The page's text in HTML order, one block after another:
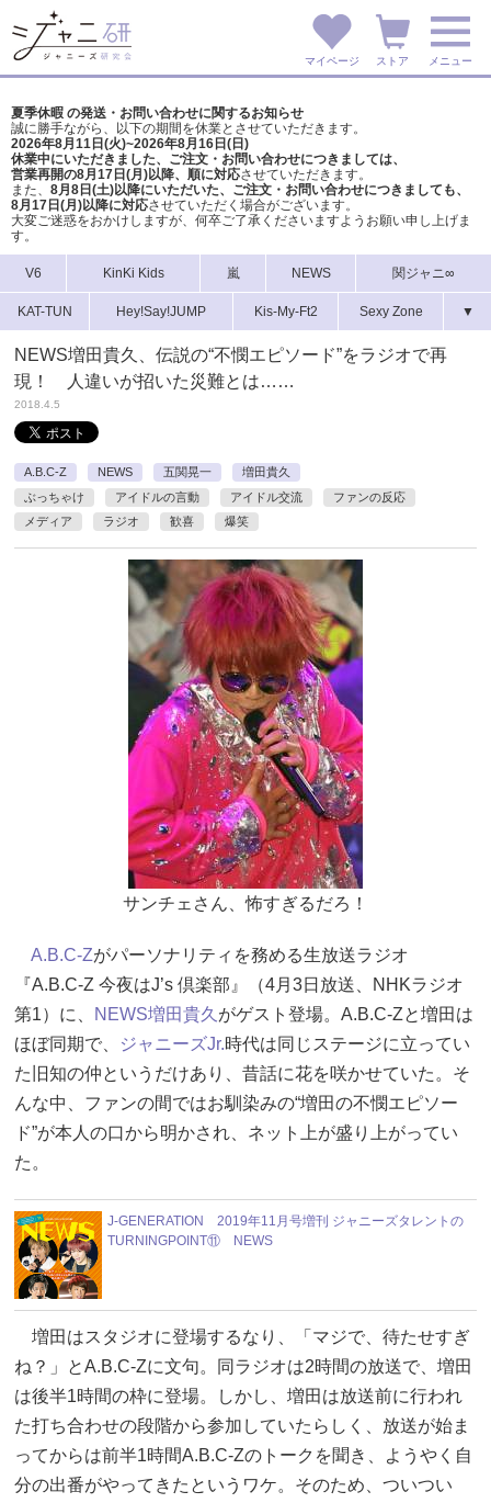
マイページ ストア メニュー
夏季休暇 の発送・お問い合わせに関するお知らせ
誠に勝手ながら、以下の期間を休業とさせていただきます。
2026年8月11日(火)~2026年8月16日(日)
休業中にいただきました、ご注文・お問い合わせにつきましては、
営業再開の8月17日(月)以降、順に対応させていただきます。
また、 8月8日(土)以降にいただいた、ご注文・ お問い合わせにつきましても、
8月17日(月)以降に対応させていただく場合がございます。
大変ご迷惑をおかけしますが、 何卒ご了承くださいますようお願い申し上げま
す。
V6 KinKi Kids 嵐 NEWS 関ジャニ∞
KAT-TUN Hey!Say!JUMP Kis-My-Ft2 Sexy Zone ▼
NEWS増田貴久、伝説の“不憫エピソード”をラジオで再
現！ 人違いが招いた災難とは……
2018.4.5
A.B.C-Z NEWS 五関晃一
増田貴久
ぶっちゃけ
アイドルの言動 アイドル交流
ファンの反応
メディア
ラジオ 歓喜 爆笑
サンチェさん、怖すぎるだろ！
A.B.C-Zがパーソナリティを務める生放送ラジオ
『A.B.C-Z 今夜はJ’s 倶楽部』（4月3日放送、NHKラジオ
第1）に、
NEWS増田貴久 がゲスト登場。A.B.C-Zと増田は
ほぼ同期で、
ジャニーズJr.時代は同じステージに立ってい
た旧知の仲というだけあり、昔話に花を咲かせていた。そ
んな中、ファンの間ではお馴染みの“増田の不憫エピソー
ド”が本人の口から明かされ、ネット上が盛り上がってい
た。
J-GENERATION 2019年11月号増刊 ジャニーズタレントの
TURNINGPOINT⑪ NEWS
増田はスタジオに登場するなり、「マジで、待たせすぎ
ね？」とA.B.C-Zに文句。同ラジオは2時間の放送で、増田
は後半1時間の枠に登場。しかし、増田は放送前に行われ
た打ち合わせの段階から参加していたらしく、放送が始ま
ってからは前半1時間A.B.C-Zのトークを聞き、ようやく自
分の出番がやってきたというワケ。そのため、ついつい